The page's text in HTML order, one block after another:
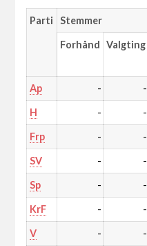
Parti Stemmer
Forhånd Valgting
Ap - -
H - -
Frp - -
SV - -
Sp - -
KrF - -
V - -